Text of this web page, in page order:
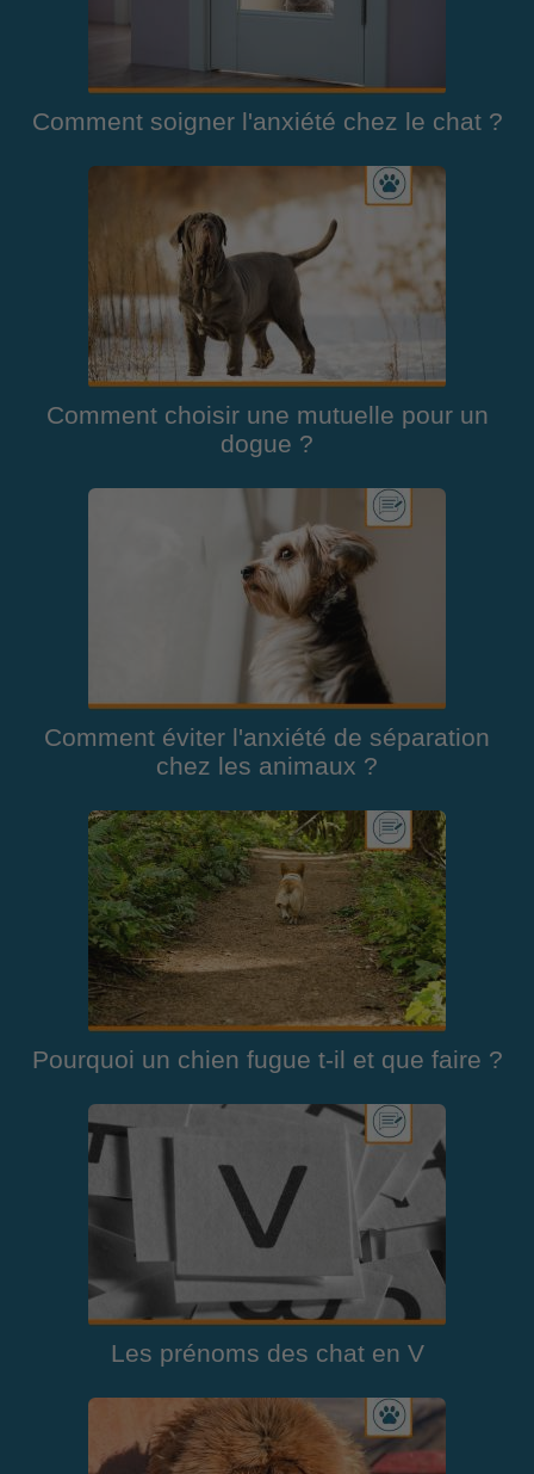
Comment soigner l'anxiété chez le chat ?
Comment choisir une mutuelle pour un
dogue ?
Comment éviter l'anxiété de séparation
chez les animaux ?
Pourquoi un chien fugue t-il et que faire ?
Les prénoms des chat en V